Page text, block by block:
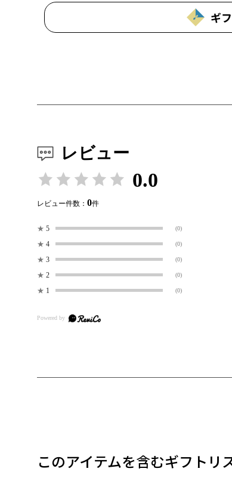
ギ
レビュー
0.0
レビュー件数： 0件
★ 5 (0)
★ 4 (0)
★ 3 (0)
★ 2 (0)
★ 1 (0)
このアイテムを含むギフトリ